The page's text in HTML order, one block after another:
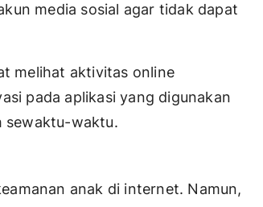
media sosial agar tidak dapat
melihat aktivitas online
pada aplikasi yang digunakan
sewaktu-waktu.
anak di internet. Namun,